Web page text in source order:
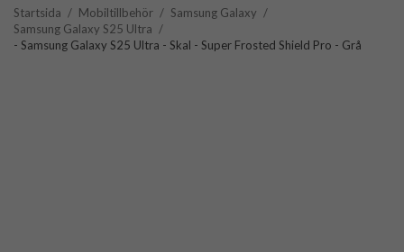
Startsida / Mobiltillbehör / Samsung Galaxy /
Samsung Galaxy S25 Ultra /
- Samsung Galaxy S25 Ultra - Skal - Super Frosted Shield Pro - Grå